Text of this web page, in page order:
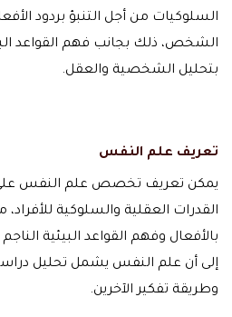
السلوكيات من أجل التنبؤ بردود
الشخص، ذلك بجانب فهم القواعد
بتحليل الشخصية والعقل.
تعريف علم النفس
يمكن تعريف تخصص علم النفس على
القدرات العقلية والسلوكية للأفراد،
بالأفعال وفهم القواعد البيئية
إلى أن علم النفس يشمل تحليل
وطريقة تفكير الآخرين.